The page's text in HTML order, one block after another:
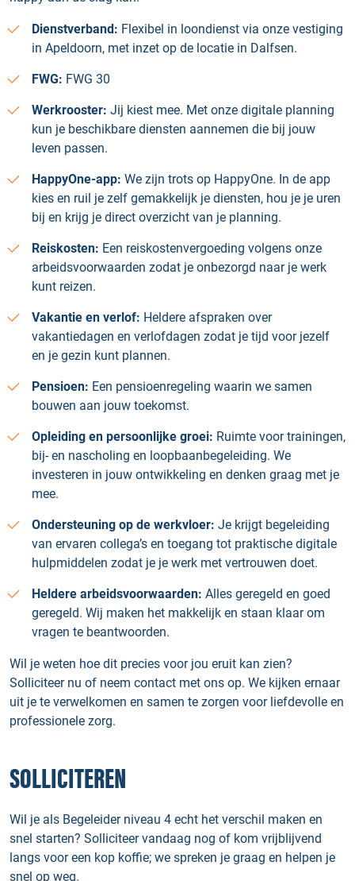
Dienstverband: Flexibel in loondienst via onze vestiging
in Apeldoorn, met inzet op de locatie in Dalfsen.
FWG: FWG 30
Werkrooster: Jij kiest mee. Met onze digitale planning
kun je beschikbare diensten aannemen die bij jouw
leven passen.
HappyOne-app: We zijn trots op HappyOne. In de app
kies en ruil je zelf gemakkelijk je diensten, hou je je uren
bij en krijg je direct overzicht van je planning.
Reiskosten: Een reiskostenvergoeding volgens onze
arbeidsvoorwaarden zodat je onbezorgd naar je werk
kunt reizen.
Vakantie en verlof: Heldere afspraken over
vakantiedagen en verlofdagen zodat je tijd voor jezelf
en je gezin kunt plannen.
Pensioen: Een pensioenregeling waarin we samen
bouwen aan jouw toekomst.
Opleiding en persoonlijke groei: Ruimte voor trainingen,
bij- en nascholing en loopbaanbegeleiding. We
investeren in jouw ontwikkeling en denken graag met je
mee.
Ondersteuning op de werkvloer: Je krijgt begeleiding
van ervaren collega’s en toegang tot praktische digitale
hulpmiddelen zodat je je werk met vertrouwen doet.
Heldere arbeidsvoorwaarden: Alles geregeld en goed
geregeld. Wij maken het makkelijk en staan klaar om
vragen te beantwoorden.
Wil je weten hoe dit precies voor jou eruit kan zien?
Solliciteer nu of neem contact met ons op. We kijken ernaar
uit je te verwelkomen en samen te zorgen voor liefdevolle en
professionele zorg.
SOLLICITEREN
Wil je als Begeleider niveau 4 echt het verschil maken en
snel starten? Solliciteer vandaag nog of kom vrijblijvend
langs voor een kop koffie; we spreken je graag en helpen je
snel op weg.